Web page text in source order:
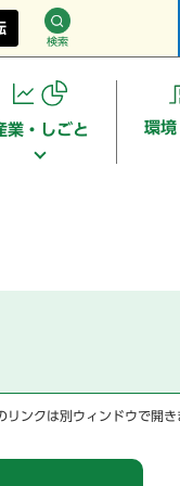
検索
業・しごと 環境
リンクは別ウィンドウで開き